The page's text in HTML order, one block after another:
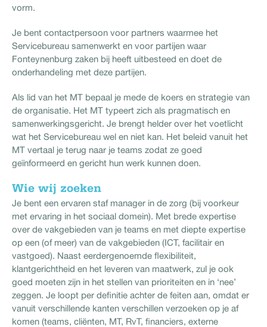
vorm.
Je bent contactpersoon voor partners waarmee het
Servicebureau samenwerkt en voor partijen waar
Fonteynenburg zaken bij heeft uitbesteed en doet de
onderhandeling met deze partijen.
Als lid van het MT bepaal je mede de koers en strategie van
de organisatie. Het MT typeert zich als pragmatisch en
samenwerkingsgericht. Je brengt helder over het voetlicht
wat het Servicebureau wel en niet kan. Het beleid vanuit het
MT vertaal je terug naar je teams zodat ze goed
geïnformeerd en gericht hun werk kunnen doen.
Wie wij zoeken
Je bent een ervaren staf manager in de zorg (bij voorkeur
met ervaring in het sociaal domein). Met brede expertise
over de vakgebieden van je teams en met diepte expertise
op een (of meer) van de vakgebieden (ICT, facilitair en
vastgoed). Naast eerdergenoemde flexibiliteit,
klantgerichtheid en het leveren van maatwerk, zul je ook
goed moeten zijn in het stellen van prioriteiten en in ‘nee’
zeggen. Je loopt per definitie achter de feiten aan, omdat er
vanuit verschillende kanten verschillen verzoeken op je af
komen (teams, cliënten, MT, RvT, financiers, externe